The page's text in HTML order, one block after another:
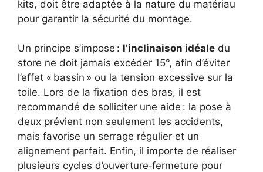
kits, doit être adaptée à la nature du matériau
pour garantir la sécurité du montage.
Un principe s’impose : l’inclinaison idéale du
store ne doit jamais excéder 15°, afin d’éviter
l’effet « bassin » ou la tension excessive sur la
toile. Lors de la fixation des bras, il est
recommandé de solliciter une aide : la pose à
deux prévient non seulement les accidents,
mais favorise un serrage régulier et un
alignement parfait. Enfin, il importe de réaliser
plusieurs cycles d’ouverture‐fermeture pour